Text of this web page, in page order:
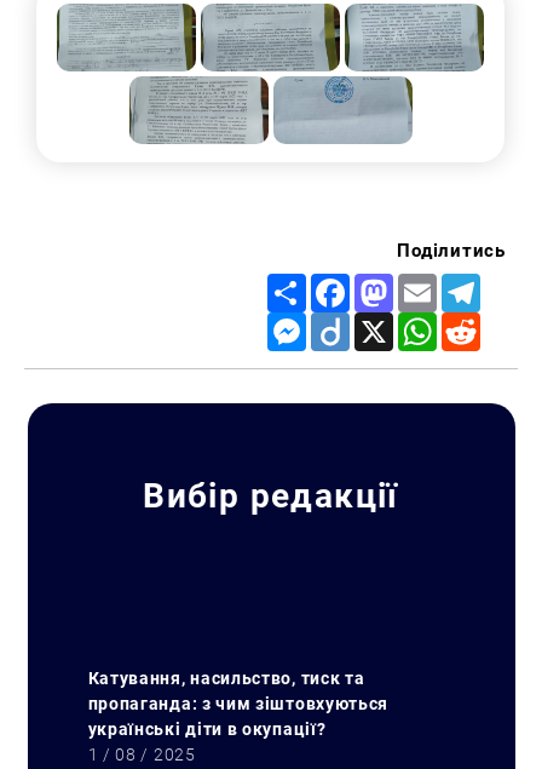
Поділитись
Share FacebookMastodon
Email
Messenger
Diigo X WhatsApp
Вибір редакції
Катування, насильство, тиск та
пропаганда: з чим зіштовхуються
українські діти в окупації?
1 / 08 / 2025